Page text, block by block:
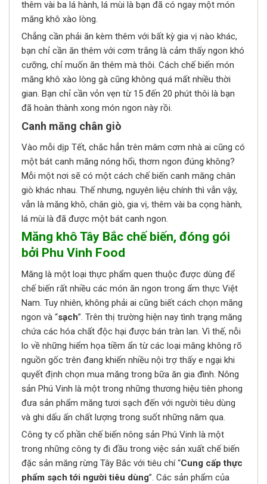
thêm vài ba lá hành, lá mùi là bạn đã có ngay một món
măng khô xào lòng.
Chẳng cần phải ăn kèm thêm với bất kỳ gia vị nào khác,
bạn chỉ cần ăn thêm với cơm trắng là cảm thấy ngon khó
cưỡng, chỉ muốn ăn thêm mà thôi. Cách chế biến món
măng khô xào lòng gà cũng không quá mất nhiều thời
gian. Bạn chỉ cần vỏn vẹn từ 15 đến 20 phút thôi là bạn
đã hoàn thành xong món ngon này rồi.
Canh măng chân giò
Vào mỗi dịp Tết, chắc hẳn trên mâm cơm nhà ai cũng có
một bát canh măng nóng hổi, thơm ngon đúng không?
Mỗi một nơi sẽ có một cách chế biến canh măng chân
giò khác nhau. Thế nhưng, nguyên liệu chính thì vẫn vậy,
vẫn là măng khô, chân giò, gia vị, thêm vài ba cọng hành,
lá mùi là đã được một bát canh ngon.
Măng khô Tây Bắc chế biến, đóng gói
bởi Phu Vinh Food
Măng là một loại thực phẩm quen thuộc được dùng để
chế biến rất nhiều các món ăn ngon trong ẩm thực Việt
Nam. Tuy nhiên, không phải ai cũng biết cách chọn măng
ngon và “sạch”. Trên thị trường hiện nay tình trạng măng
chứa các hóa chất độc hại được bán tràn lan. Vì thế, nỗi
lo về những hiểm họa tiềm ẩn từ các loại măng không rõ
nguồn gốc trên đang khiến nhiều nội trợ thấy e ngại khi
quyết định chọn mua măng trong bữa ăn gia đình. Nông
sản Phú Vinh là một trong những thương hiệu tiên phong
đưa sản phẩm măng tươi sạch đến với người tiêu dùng
và ghi dấu ấn chất lượng trong suốt những năm qua.
Công ty cổ phần chế biến nông sản Phú Vinh là một
trong những công ty đi đầu trong việc sản xuất chế biến
đặc sản măng rừng Tây Bắc với tiêu chí “Cung cấp thực
phẩm sạch tới người tiêu dùng”. Các sản phẩm của